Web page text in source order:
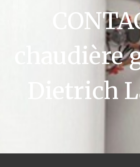
chaudière
Dietrich